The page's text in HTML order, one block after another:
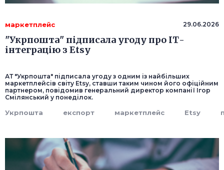
маркетплейс 29.06.2026
"Укрпошта" підписала угоду про ІТ-
інтеграцію з Etsy
АТ "Укрпошта" підписала угоду з одним із найбільших
маркетплейсів світу Etsy, ставши таким чином його офіційним
партнером, повідомив генеральний директор компанії Ігор
Смілянський у понеділок.
Укрпошта експорт маркетплейс Etsy